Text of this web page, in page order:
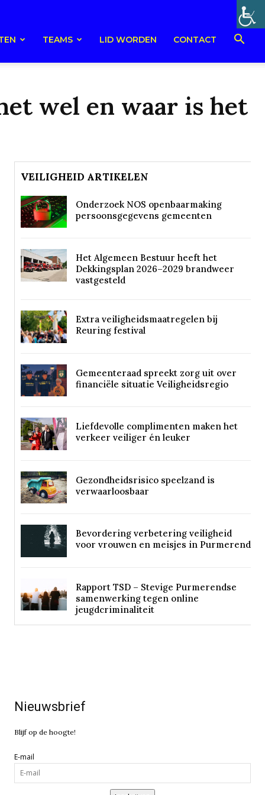
TEAMS LID WORDEN CONTACT
wel en waar is het
VEILIGHEID ARTIKELEN
Onderzoek NOS openbaarmaking
persoonsgegevens gemeenten
Het Algemeen Bestuur heeft het
Dekkingsplan 2026–2029 brandweer
vastgesteld
Extra veiligheidsmaatregelen bij
Reuring festival
Gemeenteraad spreekt zorg uit over
financiële situatie Veiligheidsregio
Liefdevolle complimenten maken het
verkeer veiliger én leuker
Gezondheidsrisico speelzand is
verwaarloosbaar
Bevordering verbetering veiligheid
voor vrouwen en meisjes in Purmerend
Rapport TSD – Stevige Purmerendse
samenwerking tegen online
jeugdcriminaliteit
Nieuwsbrief
Blijf op de hoogte!
E-mail